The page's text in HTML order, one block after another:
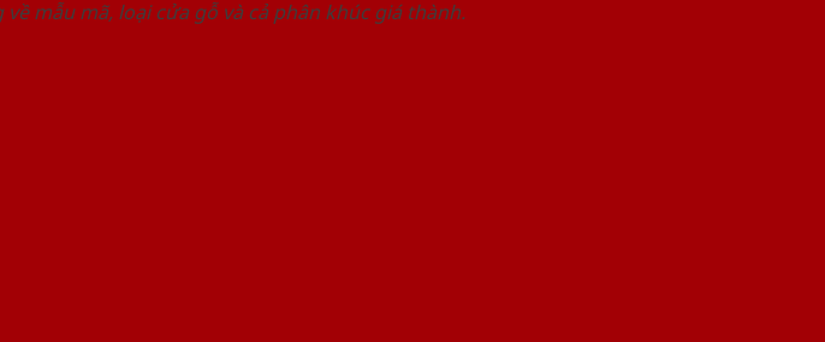
mẫu mã, loại cửa gỗ và cả phân khúc giá thành.